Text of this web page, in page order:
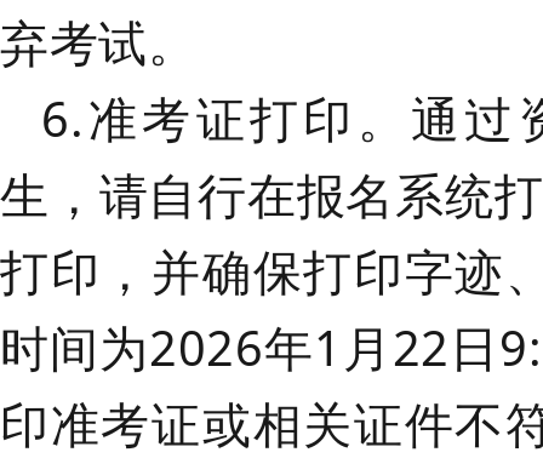
弃考试。
6.准考证打印。 通过
生，请自行在报名系统
打印，并确保打印字迹
时间为2026年1月22日
印准考证或相关证件不